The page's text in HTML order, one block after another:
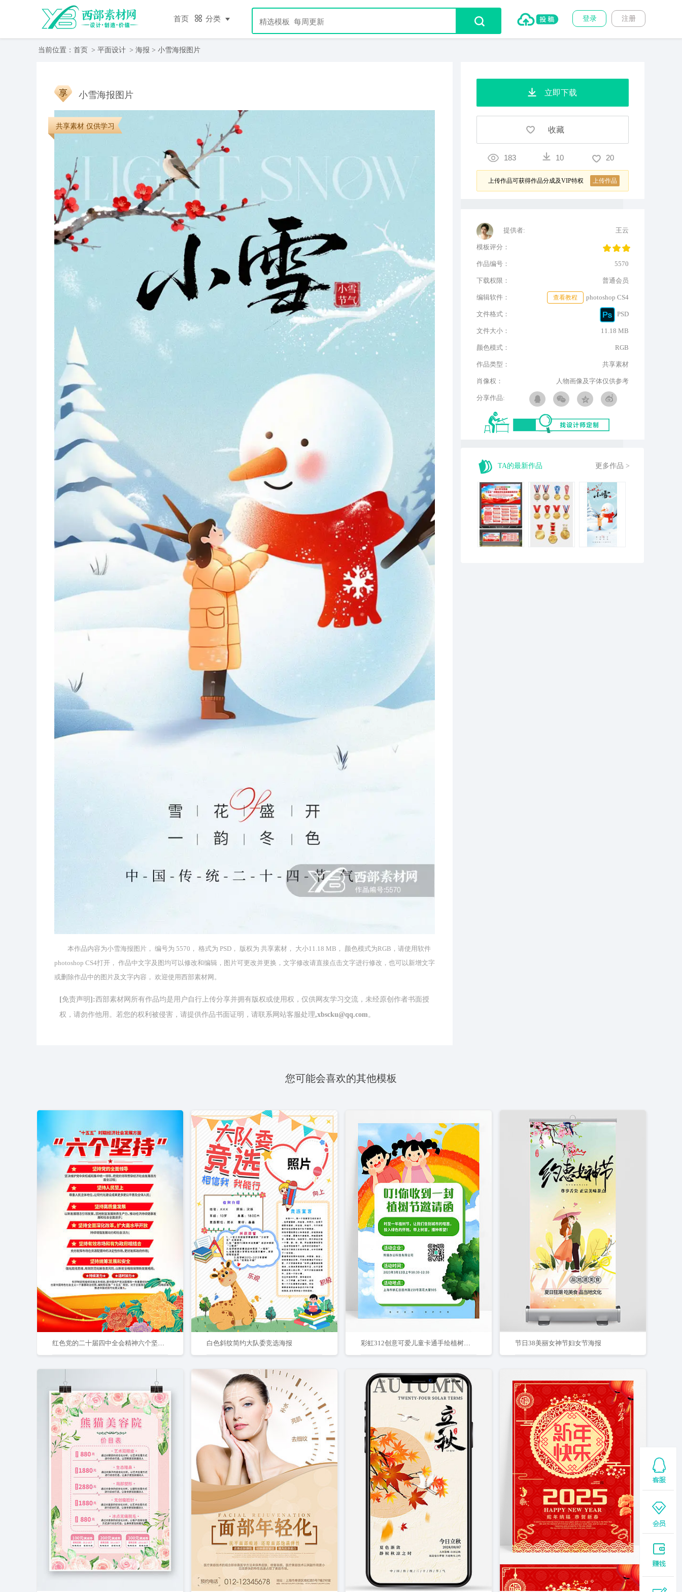
首页 分类 注册
登录
当前位置： 首页 > 平面设计 > 海报 > 小雪海报图片
小雪海报图片
共享素材 仅供学习
本作品内容为小雪海报图片， 编号为 5570， 格式为 PSD， 版权为 共享素材， 大小11.18 MB， 颜色模式为RGB，请使用软件
photoshop CS4打开， 作品中文字及图均可以修改和编辑，图片可更改并更换，文字修改请直接点击文字进行修改，也可以新增文字
或删除作品中的图片及文字内容， 欢迎使用西部素材网。
[免责声明]:西部素材网所有作品均是用户自行上传分享并拥有版权或使用权，仅供网友学习交流，未经原创作者书面授
权，请勿作他用。若您的权利被侵害，请提供作品书面证明，请联系网站客服处理,xbscku@qq.com。
立即下载
收藏
183 10 20
上传作品可获得作品分成及VIP特权 上传作品
提供者: 王云
模板评分：
作品编号： 5570
下载权限： 普通会员
编辑软件： photoshop CS4
查看教程
文件格式： PSD
文件大小： 11.18 MB
颜色模式： RGB
作品类型： 共享素材
肖像权： 人物画像及字体仅供参考
分享作品:
TA的最新作品 更多作品 >
您可能会喜欢的其他模板
白色斜纹简约大队委竞选海报 节日38美丽女神节妇女节海报